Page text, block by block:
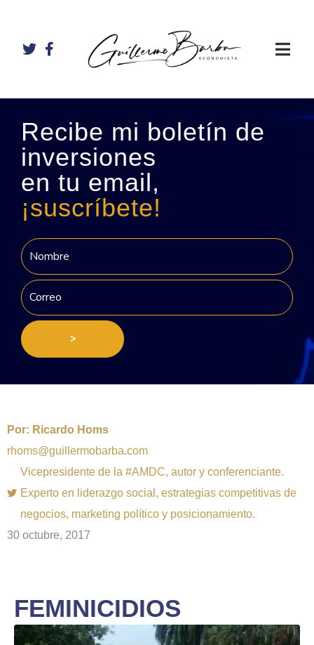
Recibe mi boletín de
inversiones
en tu email,
¡suscríbete!
>
Por: Ricardo Homs
rhoms@guillermobarba.com
Vicepresidente de la #AMDC, autor y conferenciante.
Experto en liderazgo social, estrategias competitivas de
negocios, marketing político y posicionamiento.
30 octubre, 2017
FEMINICIDIOS